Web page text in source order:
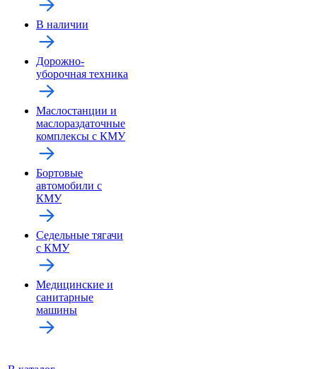
В наличии
Дорожно-
уборочная техника
Маслостанции и
маслораздаточные
комплексы с КМУ
Бортовые
автомобили с
КМУ
Седельные тягачи
с КМУ
Медицинские и
санитарные
машины